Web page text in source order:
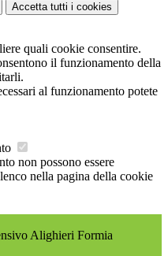
Accetta tutti i cookies
quali cookie consentire.
il funzionamento della
al funzionamento potete
non possono essere
nella pagina della cookie
Alighieri Formia